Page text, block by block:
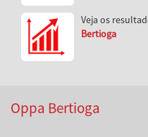
Veja os
Bertioga
Oppa Bertioga